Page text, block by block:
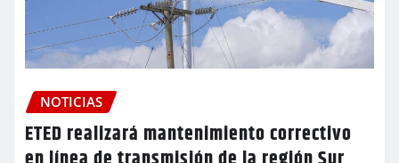
NOTICIAS
ETED realizará mantenimiento correctivo